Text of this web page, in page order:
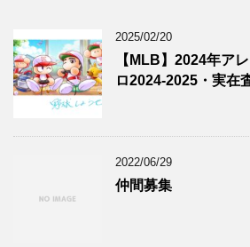
2025/02/20
【MLB】2024年ア
ロ2024-2025・実在
2022/06/29
仲間募集